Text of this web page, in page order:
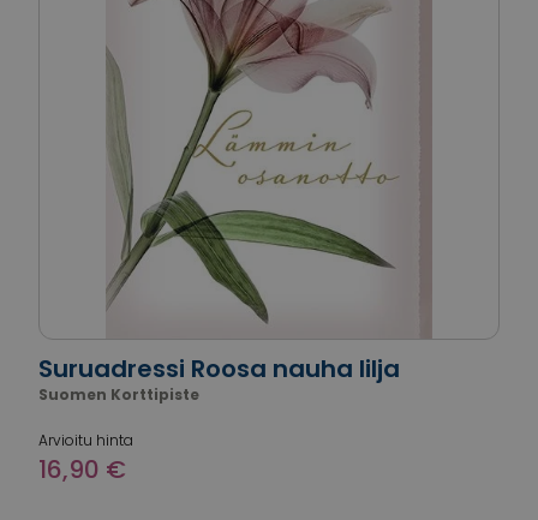
Suruadressi Roosa nauha lilja
Suomen Korttipiste
Arvioitu hinta
16,90 €